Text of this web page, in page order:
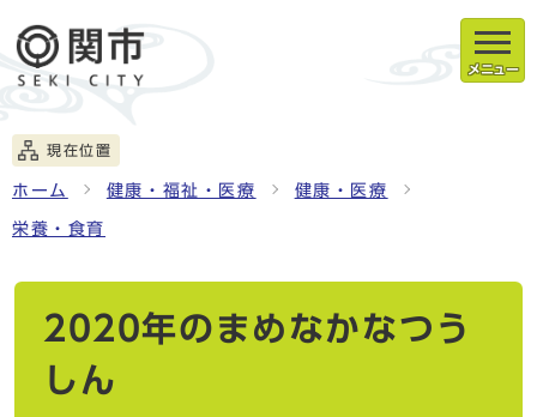
メニュー
現在位置
ホーム 健康・福祉・医療 健康・医療
栄養・食育
2020年のまめなかなつう
しん